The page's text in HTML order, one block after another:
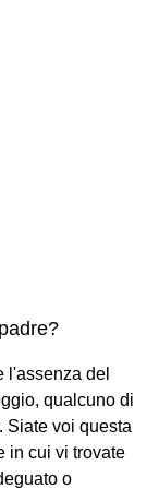
l'assenza del
qualcuno di
Siate voi questa
in cui vi trovate
o